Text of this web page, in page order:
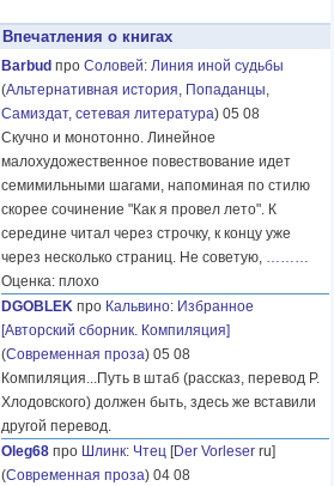
Впечатления о книгах
Barbud про Соловей: Линия иной судьбы
(Альтернативная история, Попаданцы,
Самиздат, сетевая литература) 05 08
Скучно и монотонно. Линейное
малохудожественное повествование идет
семимильными шагами, напоминая по стилю
скорее сочинение "Как я провел лето". К
середине читал через строчку, к концу уже
через несколько страниц. Не советую, ………
Оценка: плохо
DGOBLEK про Кальвино: Избранное
[Авторский сборник. Компиляция]
(Современная проза) 05 08
Компиляция...Путь в штаб (рассказ, перевод Р.
Хлодовского) должен быть, здесь же вставили
другой перевод.
Oleg68 про Шлинк: Чтец [Der Vorleser ru]
(Современная проза) 04 08